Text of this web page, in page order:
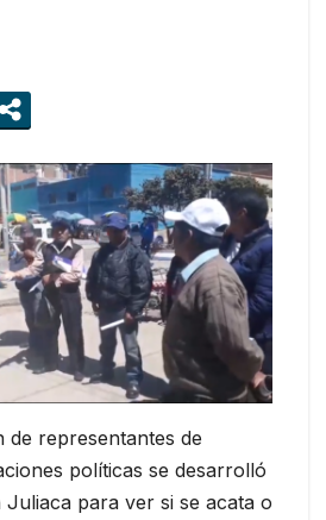
de representantes de
políticas se desarrolló
Juliaca para ver si se acata o